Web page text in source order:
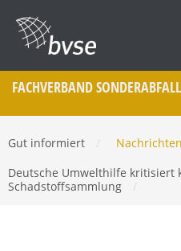
FACHVERBAND
Gut informiert Nachrichten
Deutsche Umwelthilfe kritisiert
Schadstoffsammlung